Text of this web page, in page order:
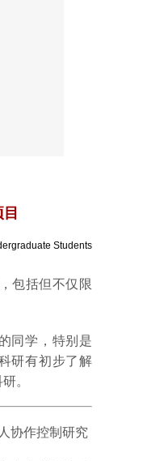
Students
包括但不仅限
同学，特别是
研有初步了解
。
协作控制研究